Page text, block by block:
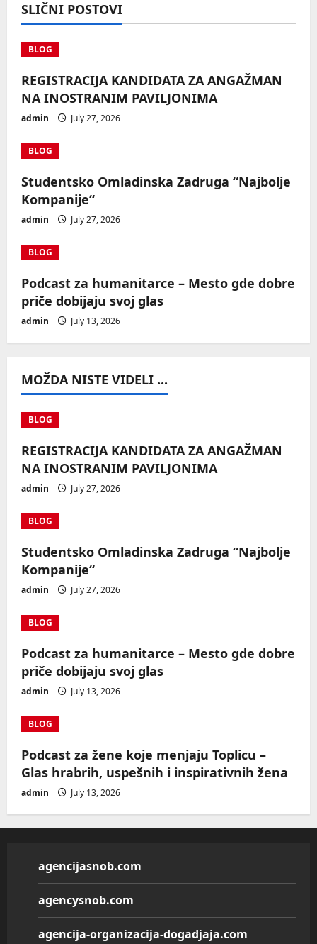
i
g
a
t
i
o
n
SLIČNI POSTOVI
BLOG
REGISTRACIJA KANDIDATA ZA ANGAŽMAN
NA INOSTRANIM PAVILJONIMA
admin July 27, 2026
BLOG
Studentsko Omladinska Zadruga “Najbolje
Kompanije“
admin July 27, 2026
BLOG
Podcast za humanitarce – Mesto gde dobre
priče dobijaju svoj glas
admin July 13, 2026
MOŽDA NISTE VIDELI ...
BLOG
REGISTRACIJA KANDIDATA ZA ANGAŽMAN
NA INOSTRANIM PAVILJONIMA
admin July 27, 2026
BLOG
Studentsko Omladinska Zadruga “Najbolje
Kompanije“
admin July 27, 2026
BLOG
Podcast za humanitarce – Mesto gde dobre
priče dobijaju svoj glas
admin July 13, 2026
BLOG
Podcast za žene koje menjaju Toplicu –
Glas hrabrih, uspešnih i inspirativnih žena
admin July 13, 2026
agencijasnob.com
agencysnob.com
agencija-organizacija-dogadjaja.com